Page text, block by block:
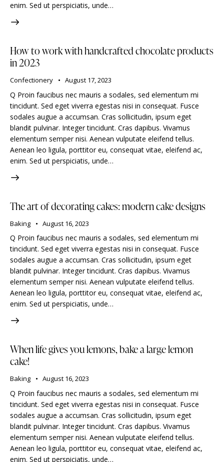
enim. Sed ut perspiciatis, unde…
How to work with handcrafted chocolate products
in 2023
Confectionery August 17, 2023
Q Proin faucibus nec mauris a sodales, sed elementum mi
tincidunt. Sed eget viverra egestas nisi in consequat. Fusce
sodales augue a accumsan. Cras sollicitudin, ipsum eget
blandit pulvinar. Integer tincidunt. Cras dapibus. Vivamus
elementum semper nisi. Aenean vulputate eleifend tellus.
Aenean leo ligula, porttitor eu, consequat vitae, eleifend ac,
enim. Sed ut perspiciatis, unde…
The art of decorating cakes: modern cake designs
Baking August 16, 2023
Q Proin faucibus nec mauris a sodales, sed elementum mi
tincidunt. Sed eget viverra egestas nisi in consequat. Fusce
sodales augue a accumsan. Cras sollicitudin, ipsum eget
blandit pulvinar. Integer tincidunt. Cras dapibus. Vivamus
elementum semper nisi. Aenean vulputate eleifend tellus.
Aenean leo ligula, porttitor eu, consequat vitae, eleifend ac,
enim. Sed ut perspiciatis, unde…
When life gives you lemons, bake a large lemon
cake!
Baking August 16, 2023
Q Proin faucibus nec mauris a sodales, sed elementum mi
tincidunt. Sed eget viverra egestas nisi in consequat. Fusce
sodales augue a accumsan. Cras sollicitudin, ipsum eget
blandit pulvinar. Integer tincidunt. Cras dapibus. Vivamus
elementum semper nisi. Aenean vulputate eleifend tellus.
Aenean leo ligula, porttitor eu, consequat vitae, eleifend ac,
enim. Sed ut perspiciatis, unde…